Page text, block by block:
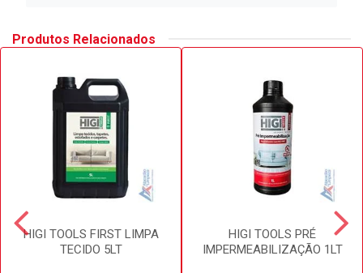
Produtos Relacionados
HIGI TOOLS FIRST LIMPA
TECIDO 5LT
HIGI TOOLS PRÉ
IMPERMEABILIZAÇÃO 1LT